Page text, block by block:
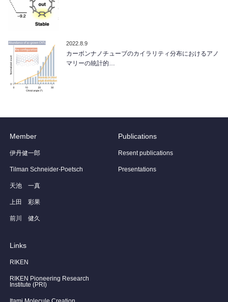
2022.8.9
カーボンナノチューブのカイラリティ分布におけるアノ
マリーの統計的…
Member
伊丹健一郎
Tilman Schneider-Poetsch
天池 一真
上田 彩果
前川 健久
Publications
Resent publications
Presentations
Links
RIKEN
RIKEN Pioneering Research
Institute (PRI)